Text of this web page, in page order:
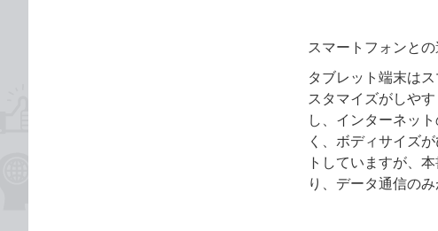
スマートフォンと
タブレット端末は
スタマイズがしや
し、インターネッ
く、ボディサイズ
トしていますが、
り、データ通信のみ